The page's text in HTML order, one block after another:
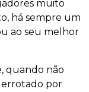
muito
há sempre um
ao seu melhor
quando não
por